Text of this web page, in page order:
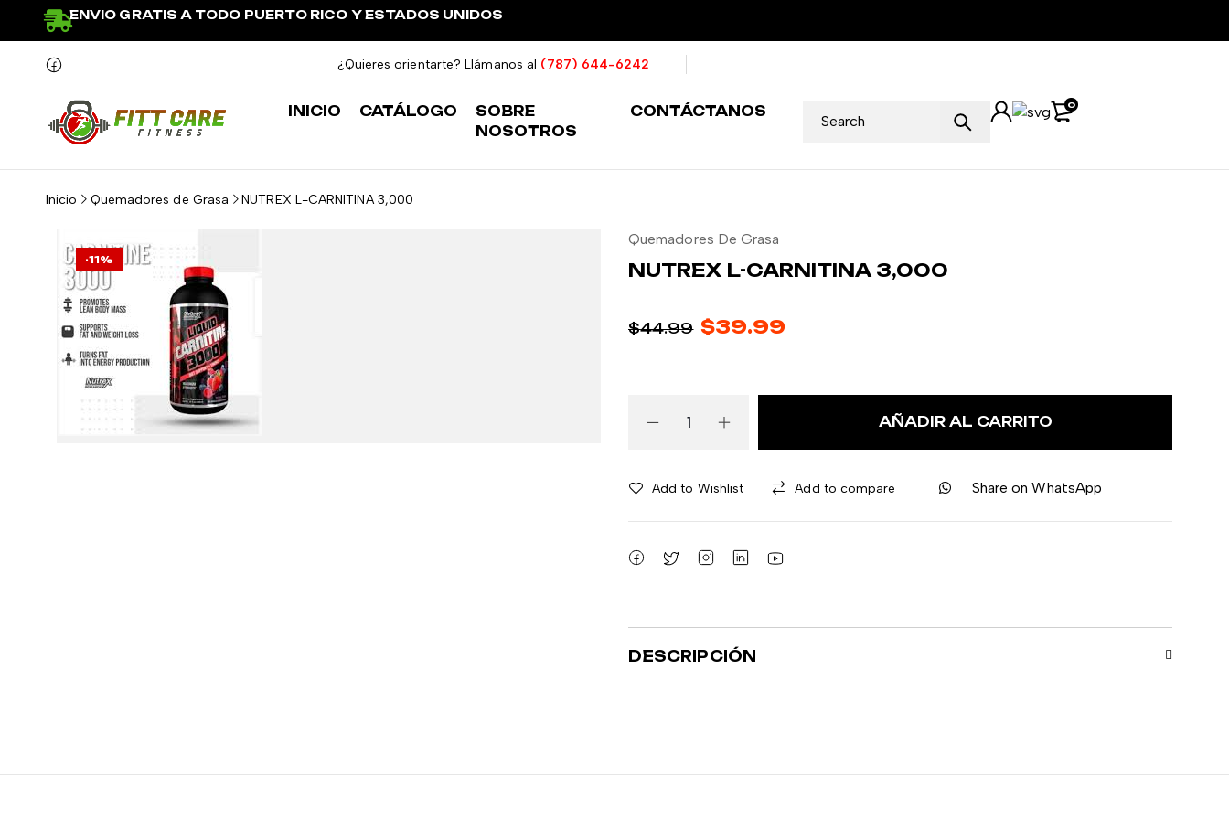
ENVIO GRATIS A TODO PUERTO RICO Y ESTADOS UNIDOS
¿Quieres orientarte? Llámanos al (787) 644-6242
INICIO CATÁLOGO
SOBRE
NOSOTROS
CONTÁCTANOS 0
Inicio Quemadores de Grasa NUTREX L-CARNITINA 3,000
-11%
Quemadores De Grasa
NUTREX L-CARNITINA 3,000
$44.99 $39.99
AÑADIR AL CARRITO
Add to Wishlist Add to compare Share on WhatsApp
DESCRIPCIÓN